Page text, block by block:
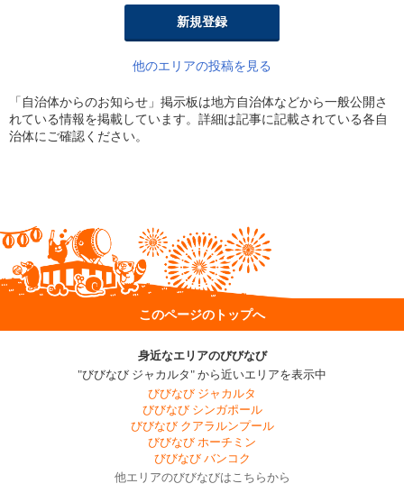
新規登録
他のエリアの投稿を見る
「自治体からのお知らせ」掲示板は地方自治体などから一般公開さ
れている情報を掲載しています。詳細は記事に記載されている各自
治体にご確認ください。
このページのトップへ
身近なエリアのびびなび
"びびなび ジャカルタ" から近いエリアを表示中
びびなび ジャカルタ
びびなび シンガポール
びびなび クアラルンプール
びびなび ホーチミン
びびなび バンコク
他エリアのびびなびはこちらから